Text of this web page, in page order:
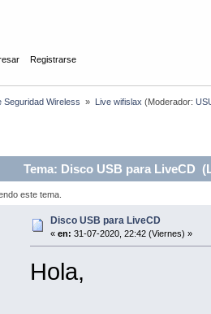
Registrarse
Seguridad Wireless » Live wifislax (Moderador:
Tema: Disco USB para LiveCD
este tema.
Disco USB para LiveCD
« en: 31-07-2020, 22:42 (Viernes) »
Hola,